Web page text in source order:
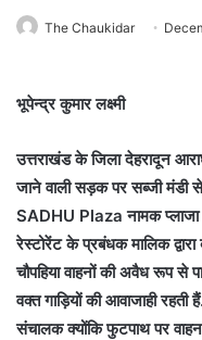
The Chaukidar
भूपेन्द्र कुमार लक्ष्मी
उत्तराखंड के जिला देहरादून
जाने वाली सड़क पर सब्जी मंडी
SADHU Plaza नामक
रेस्टोरेंट के प्रबंधक मालिक
चौपहिया वाहनों की अवैध रूप से
वक्त गाड़ियों की आवाजाही
संचालक क्योंकि फुटपाथ पर